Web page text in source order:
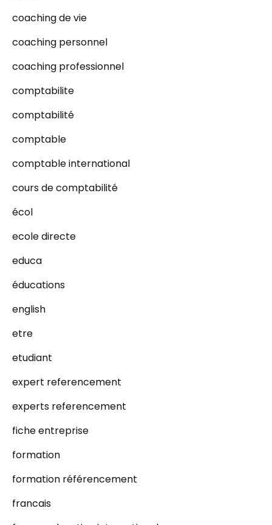
coaching de vie
coaching personnel
coaching professionnel
comptabilite
comptabilité
comptable
comptable international
cours de comptabilité
écol
ecole directe
educa
éducations
english
etre
etudiant
expert referencement
experts referencement
fiche entreprise
formation
formation référencement
francais